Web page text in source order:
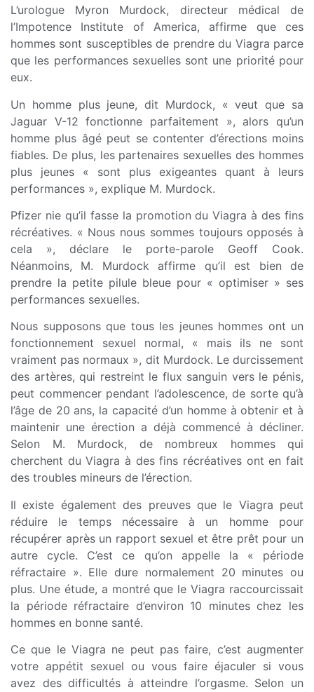
L’urologue Myron Murdock, directeur médical de
l’Impotence Institute of America, affirme que ces
hommes sont susceptibles de prendre du Viagra parce
que les performances sexuelles sont une priorité pour
eux.
Un homme plus jeune, dit Murdock, « veut que sa
Jaguar V-12 fonctionne parfaitement », alors qu’un
homme plus âgé peut se contenter d’érections moins
fiables. De plus, les partenaires sexuelles des hommes
plus jeunes « sont plus exigeantes quant à leurs
performances », explique M. Murdock.
Pfizer nie qu’il fasse la promotion du Viagra à des fins
récréatives. « Nous nous sommes toujours opposés à
cela », déclare le porte-parole Geoff Cook.
Néanmoins, M. Murdock affirme qu’il est bien de
prendre la petite pilule bleue pour « optimiser » ses
performances sexuelles.
Nous supposons que tous les jeunes hommes ont un
fonctionnement sexuel normal, « mais ils ne sont
vraiment pas normaux », dit Murdock. Le durcissement
des artères, qui restreint le flux sanguin vers le pénis,
peut commencer pendant l’adolescence, de sorte qu’à
l’âge de 20 ans, la capacité d’un homme à obtenir et à
maintenir une érection a déjà commencé à décliner.
Selon M. Murdock, de nombreux hommes qui
cherchent du Viagra à des fins récréatives ont en fait
des troubles mineurs de l’érection.
Il existe également des preuves que le Viagra peut
réduire le temps nécessaire à un homme pour
récupérer après un rapport sexuel et être prêt pour un
autre cycle. C’est ce qu’on appelle la « période
réfractaire ». Elle dure normalement 20 minutes ou
plus. Une étude, a montré que le Viagra raccourcissait
la période réfractaire d’environ 10 minutes chez les
hommes en bonne santé.
Ce que le Viagra ne peut pas faire, c’est augmenter
votre appétit sexuel ou vous faire éjaculer si vous
avez des difficultés à atteindre l’orgasme. Selon un